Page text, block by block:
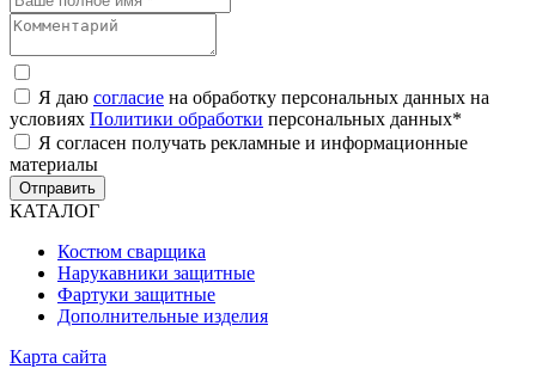
Я даю согласие на обработку персональных данных на
условиях Политики обработки персональных данных*
Я согласен получать рекламные и информационные
материалы
Отправить
КАТАЛОГ
Костюм сварщика
Нарукавники защитные
Фартуки защитные
Дополнительные изделия
Карта сайта